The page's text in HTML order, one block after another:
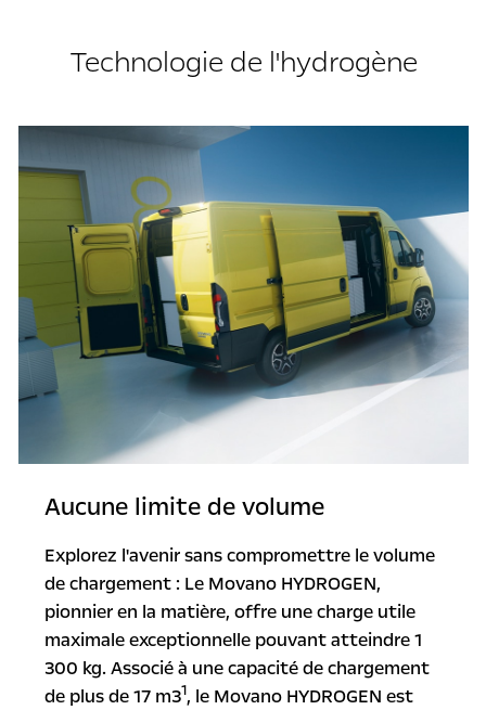
Technologie de l'hydrogène
Aucune limite de volume
Explorez l'avenir sans compromettre le volume
de chargement : Le Movano HYDROGEN,
pionnier en la matière, offre une charge utile
maximale exceptionnelle pouvant atteindre 1
300 kg. Associé à une capacité de chargement
de plus de 17 m31, le Movano HYDROGEN est